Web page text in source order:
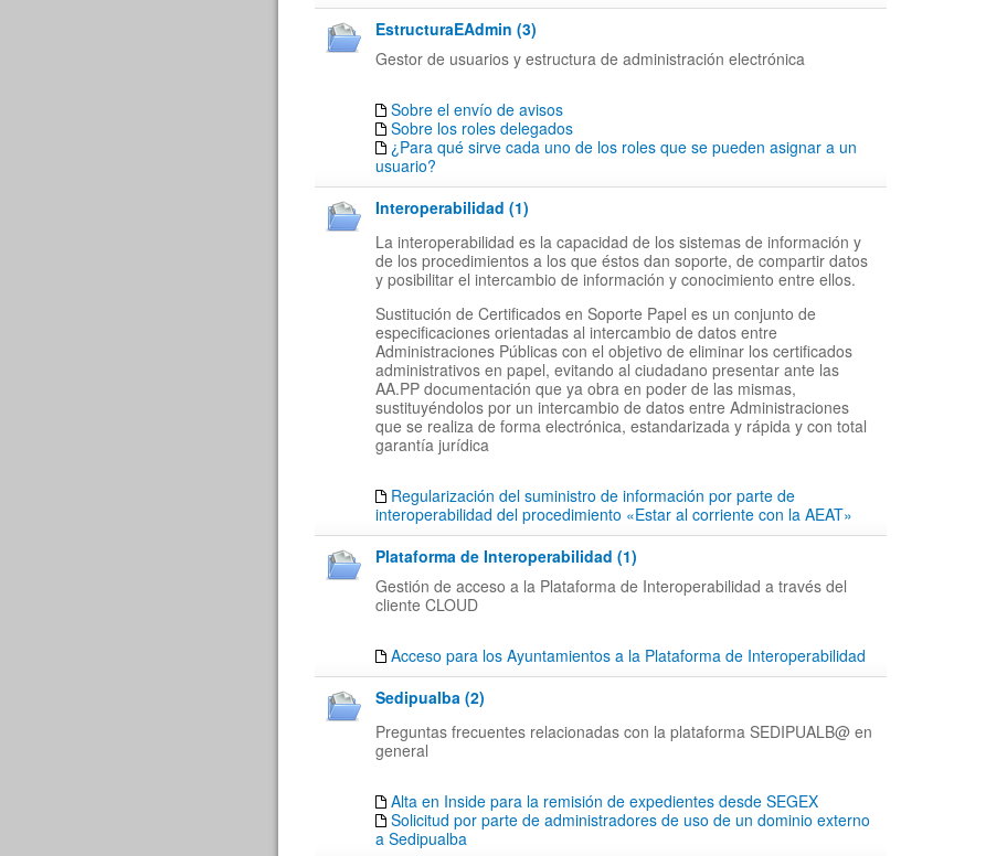
EstructuraEAdmin (3)
Gestor de usuarios y estructura de administración electrónica
Sobre el envío de avisos
Sobre los roles delegados
¿Para qué sirve cada uno de los roles que se pueden asignar a un
usuario?
Interoperabilidad (1)
La interoperabilidad es la capacidad de los sistemas de información y
de los procedimientos a los que éstos dan soporte, de compartir datos
y posibilitar el intercambio de información y conocimiento entre ellos.
Sustitución de Certificados en Soporte Papel es un conjunto de
especificaciones orientadas al intercambio de datos entre
Administraciones Públicas con el objetivo de eliminar los certificados
administrativos en papel, evitando al ciudadano presentar ante las
AA.PP documentación que ya obra en poder de las mismas,
sustituyéndolos por un intercambio de datos entre Administraciones
que se realiza de forma electrónica, estandarizada y rápida y con total
garantía jurídica
Regularización del suministro de información por parte de
interoperabilidad del procedimiento «Estar al corriente con la AEAT»
Plataforma de Interoperabilidad (1)
Gestión de acceso a la Plataforma de Interoperabilidad a través del
cliente CLOUD
Acceso para los Ayuntamientos a la Plataforma de Interoperabilidad
Sedipualba (2)
Preguntas frecuentes relacionadas con la plataforma SEDIPUALB@ en
general
Alta en Inside para la remisión de expedientes desde SEGEX
Solicitud por parte de administradores de uso de un dominio externo
a Sedipualba